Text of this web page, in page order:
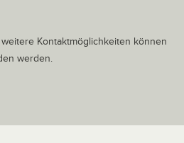
Kontaktmöglichkeiten können
werden.